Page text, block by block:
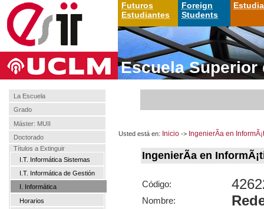
Futuros
Estudiantes
Foreign
Students
Escuela Superior
La Escuela
Grado
Máster: MUII
Doctorado
Títulos a Extinguir
I.T. Informática Sistemas
I.T. Informática de Gestión
I. Informática
Horarios
Usted está en: Inicio -> IngenierÃ­a en
IngenierÃ­a en
Código:
Nombre: